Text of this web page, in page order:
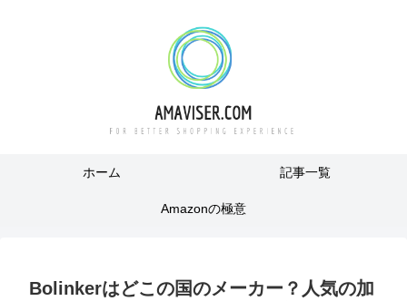
ホーム 記事一覧
Amazonの極意
Bolinkerはどこの国のメーカー？人気の加